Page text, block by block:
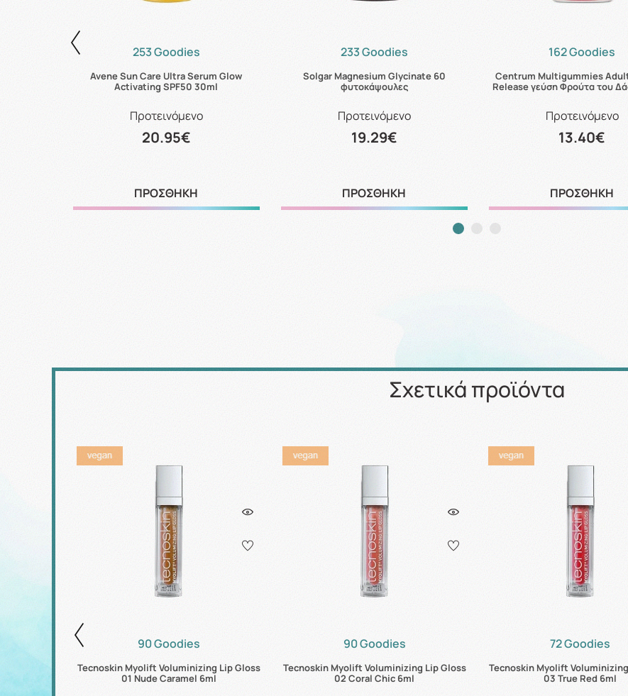
253 Goodies
Avene Sun Care Ultra Serum Glow
Activating SPF50 30ml
Προτεινόμενο
20.95€
ΠΡΟΣΘΗΚΗ
233 Goodies
Solgar Magnesium Glycinate 60
φυτοκάψουλες
Προτεινόμενο
19.29€
ΠΡΟΣΘΗΚΗ
162 Goodies
Centrum Multigummies
Release γεύση Φρούτα του
Προτεινόμενο
13.40€
ΠΡΟΣΘΗΚΗ
Σχετικά προϊόντα
90 Goodies
Tecnoskin Myolift Voluminizing Lip Gloss
01 Nude Caramel 6ml
90 Goodies
Tecnoskin Myolift Voluminizing Lip Gloss
02 Coral Chic 6ml
72 Goodies
Tecnoskin Myolift
03 True Red 6ml